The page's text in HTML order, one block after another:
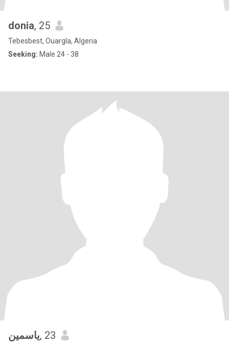
donia, 25
Tebesbest, Ouargla, Algeria
Seeking: Male 24 - 38
ياسمين, 23